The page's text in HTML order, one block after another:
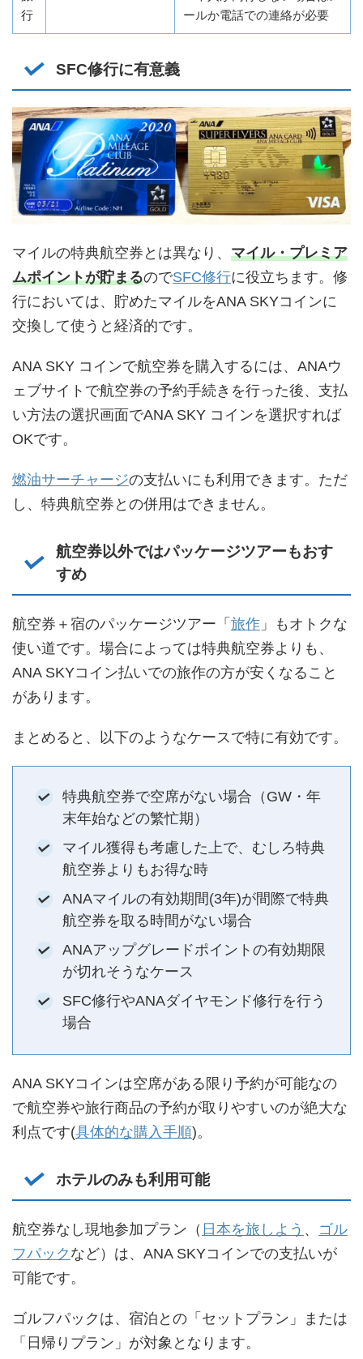
行
ールか電話での連絡が必要
SFC修行に有意義
マイルの特典航空券とは異なり、 マイル・プレミア
ムポイントが貯まるのでSFC修行に役立ちます。修
行においては、貯めたマイルをANA SKYコインに
交換して使うと経済的です。
ANA SKY コインで航空券を購入するには、ANAウ
ェブサイトで航空券の予約手続きを行った後、支払
い方法の選択画面でANA SKY コインを選択すれば
OKです。
燃油サーチャージの支払いにも利用できます。ただ
し、特典航空券との併用はできません。
航空券以外ではパッケージツアーもおす
すめ
航空券＋宿のパッケージツアー「 旅作 」もオトクな
使い道です。場合によっては特典航空券よりも、
ANA SKYコイン払いでの旅作の方が安くなること
があります。
まとめると、以下のようなケースで特に有効です。
特典航空券で空席がない場合（GW・年
末年始などの繁忙期）
マイル獲得も考慮した上で、むしろ特典
航空券よりもお得な時
ANAマイルの有効期間(3年)が間際で特典
航空券を取る時間がない場合
ANAアップグレードポイントの有効期限
が切れそうなケース
SFC修行やANAダイヤモンド修行を行う
場合
ANA SKYコインは空席がある限り予約が可能なの
で航空券や旅行商品の予約が取りやすいのが絶大な
利点です(具体的な購入手順)。
ホテルのみも利用可能
航空券なし現地参加プラン（ 日本を旅しよう 、 ゴル
フパック など）は、ANA SKYコインでの支払いが
可能です。
ゴルフパックは、宿泊との「セットプラン」または
「日帰りプラン」が対象となります。